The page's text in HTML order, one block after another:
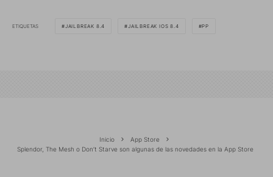
ETIQUETAS JAILBREAK 8.4 JAILBREAK IOS 8.4 PP
Inicio
App Store
Splendor, The Mesh o Don’t Starve son algunas de las novedades en la App Store